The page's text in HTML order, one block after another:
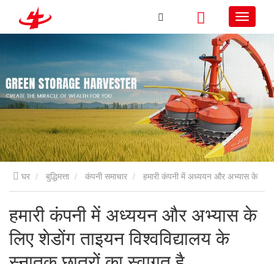
घर बुद्धिमत्ता कंपनी समाचार
लिए शेडोंग ताइयन विश्वविद्यालय के स्नातक छात्रों का स्वागत है
हमारी कंपनी में अध्ययन और अभ्यास के
लिए शेडोंग ताइयन विश्वविद्यालय के